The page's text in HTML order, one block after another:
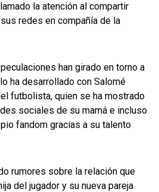
la atención al compartir
redes en compañía de la
han girado en torno a
ha desarrollado con Salomé
futbolista, quien se ha mostrado
sociales de su mamá e incluso
fandom gracias a su talento
rumores sobre la relación que
del jugador y su nueva pareja